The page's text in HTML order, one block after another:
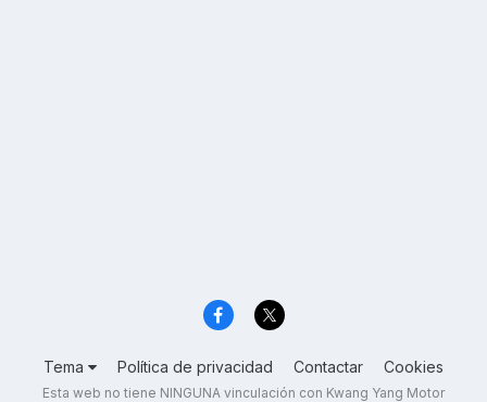
Tema Política de privacidad Contactar Cookies
Esta web no tiene NINGUNA vinculación con Kwang Yang Motor